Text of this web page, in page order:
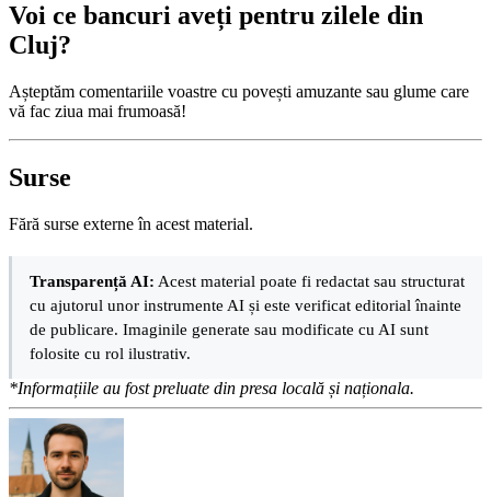
Voi ce bancuri aveți pentru zilele din
Cluj?
Așteptăm comentariile voastre cu povești amuzante sau glume care
vă fac ziua mai frumoasă!
Surse
Fără surse externe în acest material.
Transparență AI: Acest material poate fi redactat sau structurat
cu ajutorul unor instrumente AI și este verificat editorial înainte
de publicare. Imaginile generate sau modificate cu AI sunt
folosite cu rol ilustrativ.
*Informațiile au fost preluate din presa locală și naționala.